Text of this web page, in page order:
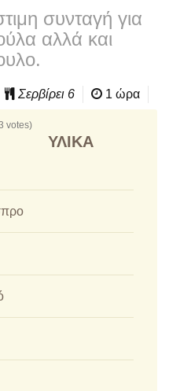
συνταγή για
αλλά και
Σερβίρει 6
1 ώρα
votes)
ΥΛΙΚΆ